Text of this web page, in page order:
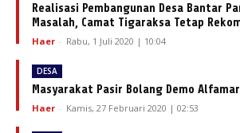
Realisasi Pembangunan Desa Bantar
Masalah, Camat Tigaraksa Tetap
Haer - Rabu, 1 Juli 2020 | 10:04
DESA
Masyarakat Pasir Bolang Demo
Haer - Kamis, 27 Februari 2020 | 02:53